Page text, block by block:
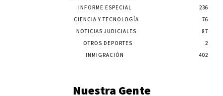
INFORME ESPECIAL
236
CIENCIA Y TECNOLOGÍA
76
NOTICIAS JUDICIALES
87
OTROS DEPORTES
2
INMIGRACIÓN
402
Nuestra Gente